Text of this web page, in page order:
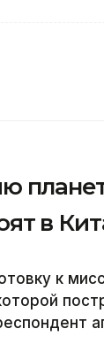
в
к